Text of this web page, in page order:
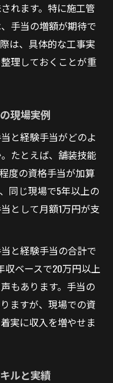
れます。特に施工管
手当の増額が期待で
は、具体的な工事実
理しておくことが重
現場実例
と経験手当がどのよ
たとえば、舗装技能
度の資格手当が加算
同じ現場で5年以上の
として月額1万円が支
と経験手当の合計で
収ベースで20万円以上
もあります。手当の
ますが、現場での資
実に収入を増やせま
ルと実績